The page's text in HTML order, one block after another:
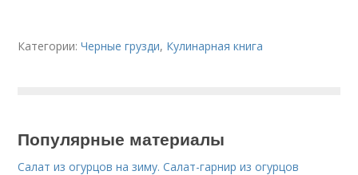
Категории:Черные грузди, Кулинарная книга
Популярные материалы
Салат из огурцов на зиму. Салат-гарнир из огурцов